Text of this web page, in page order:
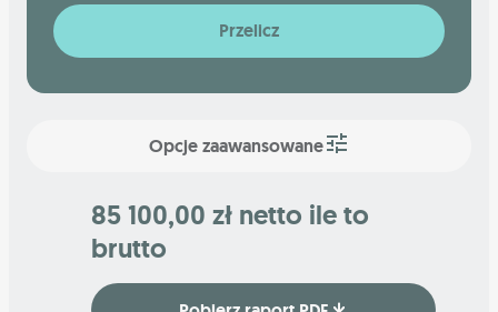
Przelicz
Opcje zaawansowane
85 100,00 zł netto ile to
brutto